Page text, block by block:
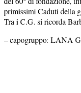
primissimi Caduti della
Tra i C.G. si ricorda
– capogruppo: LANA